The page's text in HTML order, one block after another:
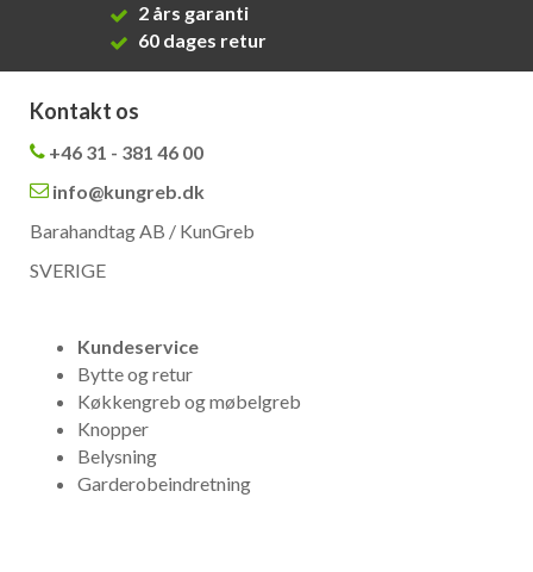
2 års garanti
60 dages retur
Kontakt os
+46 31 - 381 46 00
info@kungreb.dk
Barahandtag AB / KunGreb
SVERIGE
Kundeservice
Bytte og retur
Køkkengreb og møbelgreb
Knopper
Belysning
Garderobeindretning